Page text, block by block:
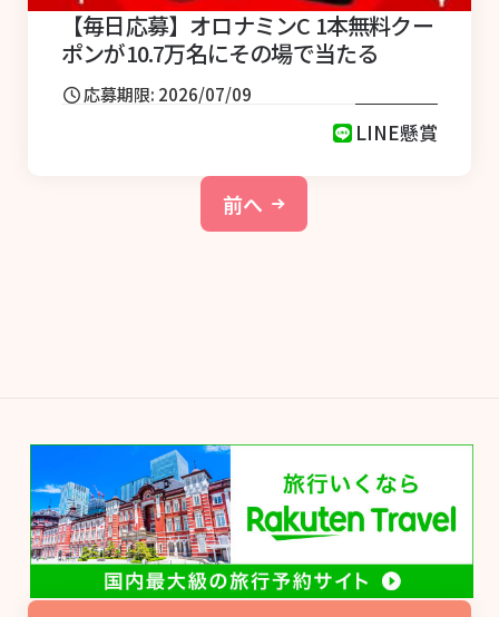
応募期限: 2026/07/09
【毎日応募】オロナミンC 1本無料クー
ポンが10.7万名にその場で当たる
LINE懸賞
前へ